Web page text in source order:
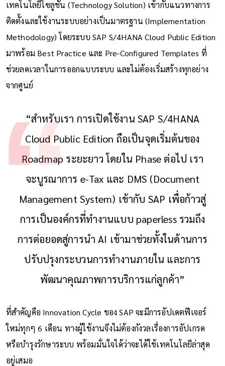
เทคโนโลยีโซลูชัน (Technology Solution) เข้ากับแนวทางการ
ติดตั้งและใช้งานระบบอย่างเป็นมาตรฐาน (Implementation
Methodology) โดยระบบ SAP S/4HANA Cloud Public Edition
มาพร้อม Best Practice และ Pre-Configured Templates ที่
ช่วยลดเวลาในการออกแบบระบบ และไม่ต้องเริ่มสร้างทุกอย่าง
จากศูนย์
“สำหรับเรา การเปิดใช้งาน SAP S/4HANA
Cloud Public Edition ถือเป็นจุดเริ่มต้นของ
Roadmap ระยะยาว โดยใน Phase ต่อไป เรา
จะบูรณาการ e-Tax และ DMS (Document
Management System) เข้ากับ SAP เพื่อก้าวสู่
การเป็นองค์กรที่ทำงานแบบ paperless รวมถึง
การต่อยอดสู่การนำ AI เข้ามาช่วยทั้งในด้านการ
ปรับปรุงกระบวนการทำงานภายใน และการ
พัฒนาคุณภาพการบริการแก่ลูกค้า”
ที่สำคัญคือ Innovation Cycle ของ SAP จะมีการอัปเดตฟีเจอร์
ใหม่ทุกๆ 6 เดือน ทางผู้ใช้งานจึงไม่ต้องกังวลเรื่องการอัปเกรด
หรือบำรุงรักษาระบบ พร้อมมั่นใจได้ว่าจะได้ใช้เทคโนโลยีล่าสุด
อยู่เสมอ